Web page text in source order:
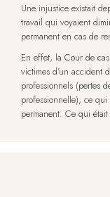
Une injustice existait
travail qui voyaient
permanent en cas de
En effet, la Cour de
victimes d’un accident
professionnels (pertes
professionnelle), ce
permanent. Ce qui